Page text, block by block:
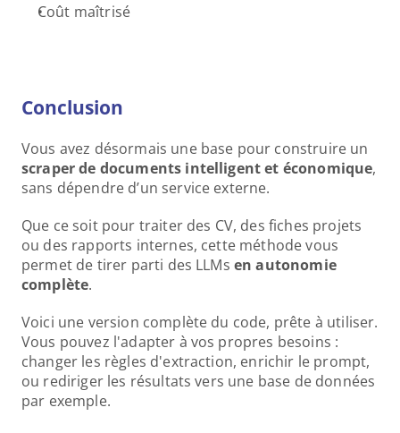
Coût maîtrisé
Conclusion
scraper de documents intelligent et économique,
sans dépendre d’un service externe.
Que ce soit pour traiter des CV, des fiches projets
ou des rapports internes, cette méthode vous
permet de tirer parti des LLMs en autonomie
complète.
Voici une version complète du code, prête à utiliser.
Vous pouvez l'adapter à vos propres besoins :
changer les règles d'extraction, enrichir le prompt,
ou rediriger les résultats vers une base de données
par exemple.